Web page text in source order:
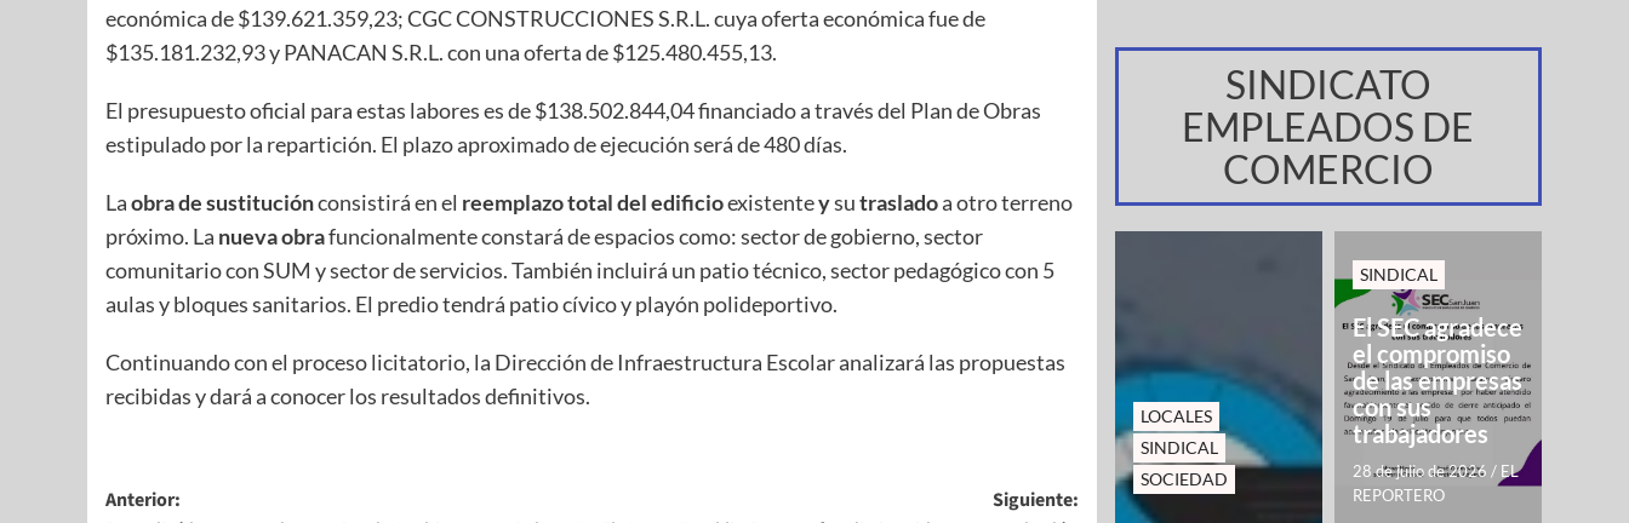
económica de $139.621.359,23; CGC CONSTRUCCIONES S.R.L. cuya oferta económica fue de
$135.181.232,93 y PANACAN S.R.L. con una oferta de $125.480.455,13.
El presupuesto oficial para estas labores es de $138.502.844,04 financiado a través del Plan de Obras
estipulado por la repartición. El plazo aproximado de ejecución será de 480 días.
Laobra de sustituciónconsistirá en el reemplazo total del edificioexistenteysutrasladoa otro terreno
próximo. La nueva obrafuncionalmente constará de espacios como: sector de gobierno, sector
comunitario con SUM y sector de servicios. También incluirá un patio técnico, sector pedagógico con 5
aulas y bloques sanitarios. El predio tendrá patio cívico y playón polideportivo.
Continuando con el proceso licitatorio, la Dirección de Infraestructura Escolar analizará las propuestas
recibidas y dará a conocer los resultados definitivos.
Anterior:
Siguiente:
SINDICATO
EMPLEADOS DE
COMERCIO
LOCALES
SINDICAL
SOCIEDAD
SINDICAL
El SEC agradece
el compromiso
de las empresas
con sus
trabajadores
28 de julio de 2026 / EL
REPORTERO